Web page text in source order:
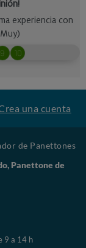
una cuenta
de Panettones
Panettone de
9 a 14 h